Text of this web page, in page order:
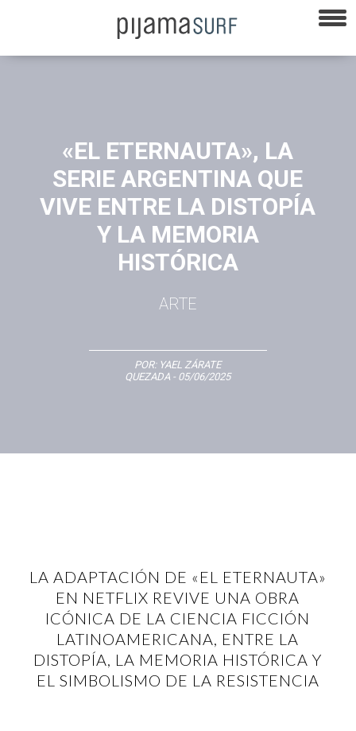
«EL ETERNAUTA», LA
SERIE ARGENTINA QUE
VIVE ENTRE LA DISTOPÍA
Y LA MEMORIA
HISTÓRICA
ARTE
POR: YAEL ZÁRATE
QUEZADA - 05/06/2025
LA ADAPTACIÓN DE «EL ETERNAUTA»
EN NETFLIX REVIVE UNA OBRA
ICÓNICA DE LA CIENCIA FICCIÓN
LATINOAMERICANA, ENTRE LA
DISTOPÍA, LA MEMORIA HISTÓRICA Y
EL SIMBOLISMO DE LA RESISTENCIA